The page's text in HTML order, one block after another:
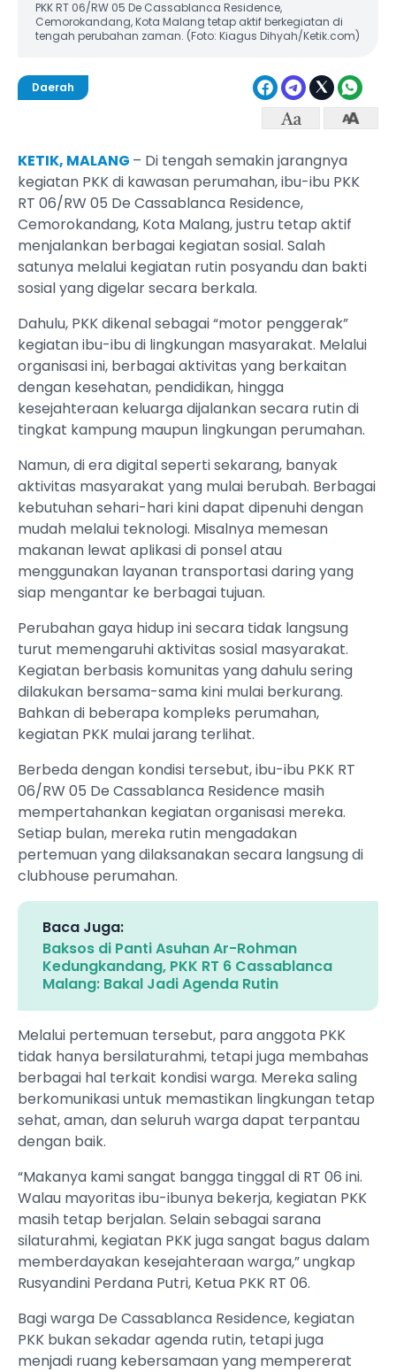
PKK RT 06/RW 05 De Cassablanca Residence,
Cemorokandang, Kota Malang tetap aktif berkegiatan di
tengah perubahan zaman. (Foto: Kiagus Dihyah/Ketik.com)
Daerah
KETIK, MALANG – Di tengah semakin jarangnya
kegiatan PKK di kawasan perumahan, ibu-ibu PKK
RT 06/RW 05 De Cassablanca Residence,
Cemorokandang, Kota Malang, justru tetap aktif
menjalankan berbagai kegiatan sosial. Salah
satunya melalui kegiatan rutin posyandu dan bakti
sosial yang digelar secara berkala.
Dahulu, PKK dikenal sebagai “motor penggerak”
kegiatan ibu-ibu di lingkungan masyarakat. Melalui
organisasi ini, berbagai aktivitas yang berkaitan
dengan kesehatan, pendidikan, hingga
kesejahteraan keluarga dijalankan secara rutin di
tingkat kampung maupun lingkungan perumahan.
Namun, di era digital seperti sekarang, banyak
aktivitas masyarakat yang mulai berubah. Berbagai
kebutuhan sehari-hari kini dapat dipenuhi dengan
mudah melalui teknologi. Misalnya memesan
makanan lewat aplikasi di ponsel atau
menggunakan layanan transportasi daring yang
siap mengantar ke berbagai tujuan.
Perubahan gaya hidup ini secara tidak langsung
turut memengaruhi aktivitas sosial masyarakat.
Kegiatan berbasis komunitas yang dahulu sering
dilakukan bersama-sama kini mulai berkurang.
Bahkan di beberapa kompleks perumahan,
kegiatan PKK mulai jarang terlihat.
Berbeda dengan kondisi tersebut, ibu-ibu PKK RT
06/RW 05 De Cassablanca Residence masih
mempertahankan kegiatan organisasi mereka.
Setiap bulan, mereka rutin mengadakan
pertemuan yang dilaksanakan secara langsung di
clubhouse perumahan.
Baca Juga:
Baksos di Panti Asuhan Ar-Rohman
Kedungkandang, PKK RT 6 Cassablanca
Malang: Bakal Jadi Agenda Rutin
Melalui pertemuan tersebut, para anggota PKK
tidak hanya bersilaturahmi, tetapi juga membahas
berbagai hal terkait kondisi warga. Mereka saling
berkomunikasi untuk memastikan lingkungan tetap
sehat, aman, dan seluruh warga dapat terpantau
dengan baik.
“Makanya kami sangat bangga tinggal di RT 06 ini.
Walau mayoritas ibu-ibunya bekerja, kegiatan PKK
masih tetap berjalan. Selain sebagai sarana
silaturahmi, kegiatan PKK juga sangat bagus dalam
memberdayakan kesejahteraan warga,” ungkap
Rusyandini Perdana Putri, Ketua PKK RT 06.
Bagi warga De Cassablanca Residence, kegiatan
PKK bukan sekadar agenda rutin, tetapi juga
menjadi ruang kebersamaan yang mempererat